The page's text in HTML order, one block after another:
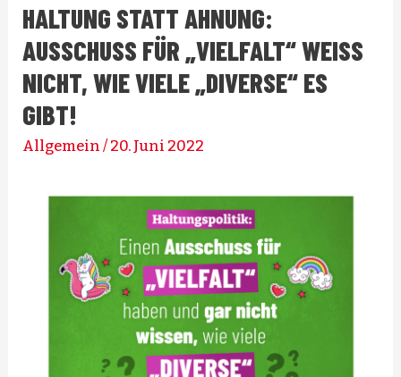
HALTUNG STATT AHNUNG:
AUSSCHUSS FÜR „VIELFALT“ WEISS N
ICHT, WIE VIELE „DIVERSE“ ES G
IBT!
Allgemein / 20. Juni 2022